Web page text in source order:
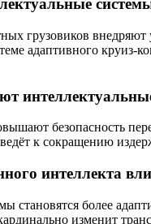
грузовиков
адаптивного круиз-
безопасность
к сокращению
интеллекта
становятся более
изменит